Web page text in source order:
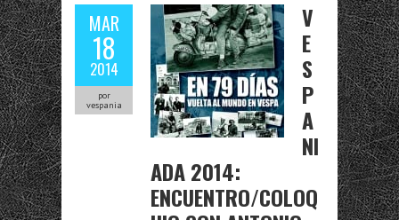
MAR
18
2014
por
vespania
V
E
S
P
A
NI
ADA 2014:
ENCUENTRO/COLOQ